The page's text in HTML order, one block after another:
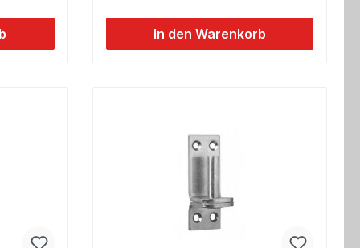
In den Warenkorb